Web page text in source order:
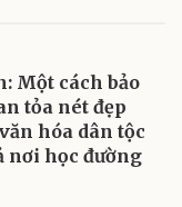
Một cách bảo
tỏa nét đẹp
hóa dân tộc
nơi học đường